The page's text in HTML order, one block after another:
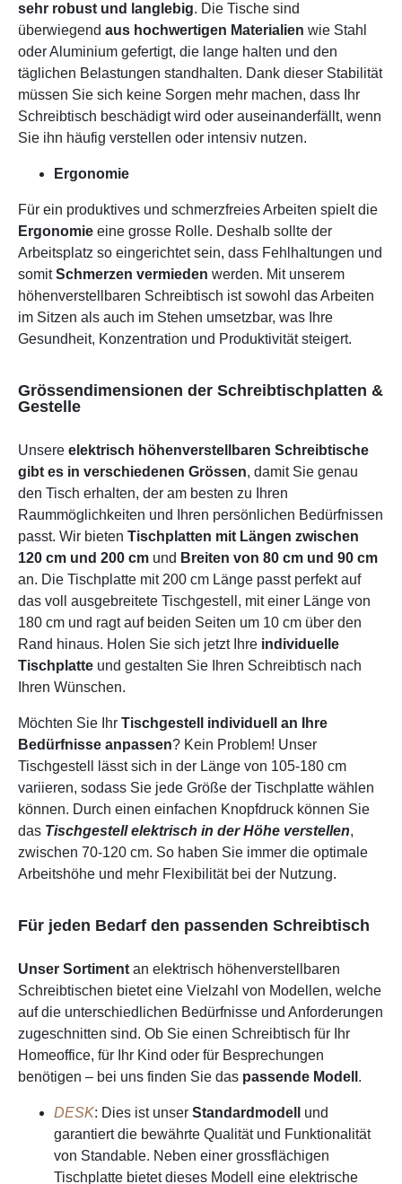
sehr robust und langlebig. Die Tische sind
überwiegend aus hochwertigen Materialien wie Stahl
oder Aluminium gefertigt, die lange halten und den
täglichen Belastungen standhalten. Dank dieser Stabilität
müssen Sie sich keine Sorgen mehr machen, dass Ihr
Schreibtisch beschädigt wird oder auseinanderfällt, wenn
Sie ihn häufig verstellen oder intensiv nutzen.
Ergonomie
Für ein produktives und schmerzfreies Arbeiten spielt die
Ergonomie eine grosse Rolle. Deshalb sollte der
Arbeitsplatz so eingerichtet sein, dass Fehlhaltungen und
somitSchmerzen vermieden werden. Mit unserem
höhenverstellbaren Schreibtisch ist sowohl das Arbeiten
im Sitzen als auch im Stehen umsetzbar, was Ihre
Gesundheit, Konzentration und Produktivität steigert.
Grössendimensionen der Schreibtischplatten &
Gestelle
Unsere elektrisch höhenverstellbaren Schreibtische
gibt es in verschiedenen Grössen, damit Sie genau
den Tisch erhalten, der am besten zu Ihren
Raummöglichkeiten und Ihren persönlichen Bedürfnissen
passt. Wir bieten Tischplatten mit Längen zwischen
120 cm und 200 cm und Breiten von 80 cm und 90 cm
an. Die Tischplatte mit 200 cm Länge passt perfekt auf
das voll ausgebreitete Tischgestell, mit einer Länge von
180 cm und ragt auf beiden Seiten um 10 cm über den
Rand hinaus. Holen Sie sich jetzt Ihre individuelle
Tischplatte und gestalten Sie Ihren Schreibtisch nach
Ihren Wünschen.
Möchten Sie Ihr Tischgestell individuell an Ihre
Bedürfnisse anpassen? Kein Problem! Unser
Tischgestell lässt sich in der Länge von 105-180 cm
variieren, sodass Sie jede Größe der Tischplatte wählen
können. Durch einen einfachen Knopfdruck können Sie
das Tischgestell elektrisch in der Höhe verstellen,
zwischen 70-120 cm. So haben Sie immer die optimale
Arbeitshöhe und mehr Flexibilität bei der Nutzung.
Für jeden Bedarf den passenden Schreibtisch
Unser Sortiment an elektrisch höhenverstellbaren
Schreibtischen bietet eine Vielzahl von Modellen, welche
auf die unterschiedlichen Bedürfnisse und Anforderungen
zugeschnitten sind. Ob Sie einen Schreibtisch für Ihr
Homeoffice, für Ihr Kind oder für Besprechungen
benötigen – bei uns finden Sie das passende Modell .
DESK: Dies ist unser Standardmodell
und
garantiert die bewährte Qualität und Funktionalität
von Standable. Neben einer grossflächigen
Tischplatte bietet dieses Modell eine elektrische